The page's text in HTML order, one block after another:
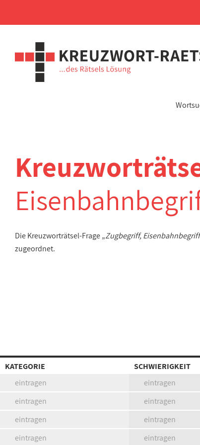
Die Kreuzworträtsel-Frage „Zugbegriff, Eisenbahnbegriff
zugeordnet.
KATEGORIE SCHWIERIGKEIT
eintragen
eintragen
eintragen
eintragen
eintragen
eintragen
eintragen
eintragen